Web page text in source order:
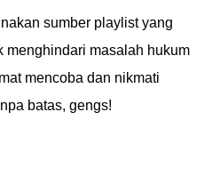
sumber playlist yang
menghindari masalah hukum
mencoba dan nikmati
batas, gengs!